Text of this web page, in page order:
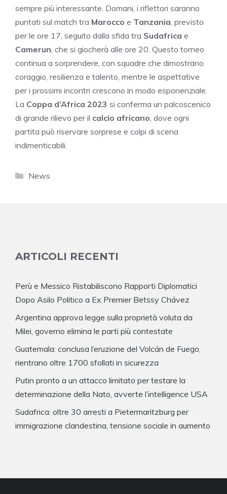
sempre più interessante. Domani, i riflettori saranno
puntati sul match tra Marocco e Tanzania , previsto
per le ore 17, seguito dalla sfida tra Sudafrica e
Camerun , che si giocherà alle ore 20. Questo torneo
continua a sorprendere, con squadre che dimostrano
coraggio, resilienza e talento, mentre le aspettative
per i prossimi incontri crescono in modo esponenziale.
La Coppa d’Africa 2023 si conferma un palcoscenico
di grande rilievo per il calcio africano , dove ogni
partita può riservare sorprese e colpi di scena
indimenticabili.
Categorie
News
ARTICOLI RECENTI
Perù e Messico Ristabiliscono Rapporti Diplomatici
Dopo Asilo Politico a Ex Premier Betssy Chávez
Argentina approva legge sulla proprietà voluta da
Milei, governo elimina le parti più contestate
Guatemala: conclusa l’eruzione del Volcán de Fuego,
rientrano oltre 1700 sfollati in sicurezza
Putin pronto a un attacco limitato per testare la
determinazione della Nato, avverte l’intelligence USA
Sudafrica: oltre 30 arresti a Pietermaritzburg per
immigrazione clandestina, tensione sociale in aumento